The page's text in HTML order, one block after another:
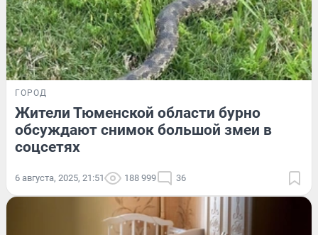
ГОРОД
Жители Тюменской области бурно
обсуждают снимок большой змеи в
соцсетях
6 августа, 2025, 21:51 188 999 36